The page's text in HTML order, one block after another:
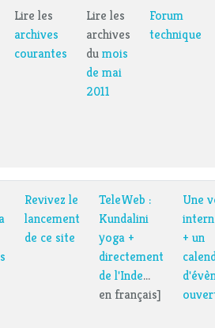
Lire les
archives
courantes
Lire les
archives
dumois
de mai
2011
Forum
technique
Revivez le
lancement
de ce site
TeleWeb :
Kundalini
yoga +
directement
de l'Inde...
en français]
Une
+ un